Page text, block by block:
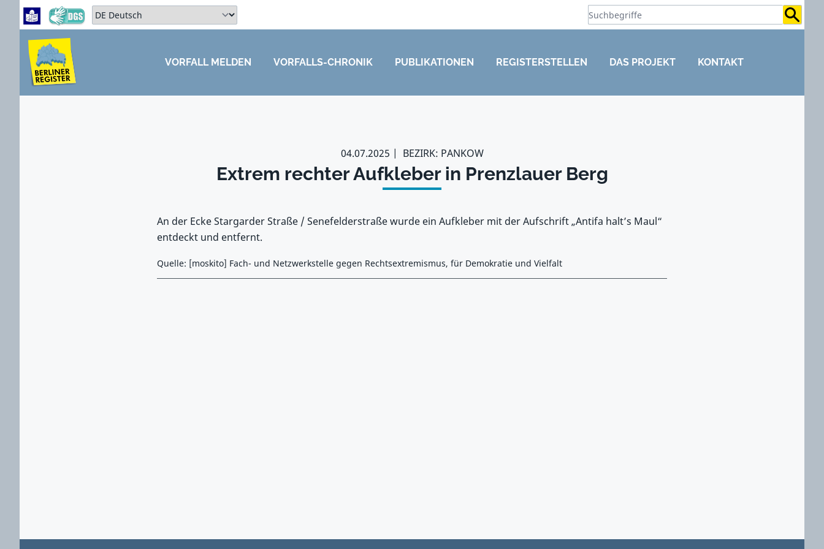
Zum Hauptbereich springen
Zum Hauptmenü springen
Sprache auswählen:
ZUM HAUPTBEREICH SPRINGEN
VORFALL MELDEN VORFALLS-CHRONIK PUBLIKATIONEN REGISTERSTELLEN DAS PROJEKT KONTAKT
04.07.2025 BEZIRK: PANKOW
Extrem rechter Aufkleber in Prenzlauer Berg
An der Ecke Stargarder Straße / Senefelderstraße wurde ein Aufkleber mit der Aufschrift „Antifa halt’s Maul“
entdeckt und entfernt.
Quelle: [moskito] Fach- und Netzwerkstelle gegen Rechtsextremismus, für Demokratie und Vielfalt